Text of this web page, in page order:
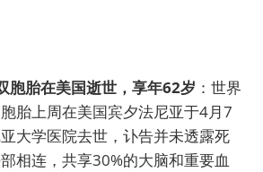
胞胎在美国逝世，享年62岁 ：世界
胎上周在美国宾夕法尼亚于4月7
大学医院去世，讣告并未透露死
相连，共享30%的大脑和重要血